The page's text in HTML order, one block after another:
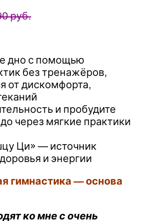
руб.
дно с помощью
без тренажёров,
от дискомфорта,
и пробудите
через мягкие практики
Ци» — источник
и энергии
гимнастика — основа
ко мне с очень